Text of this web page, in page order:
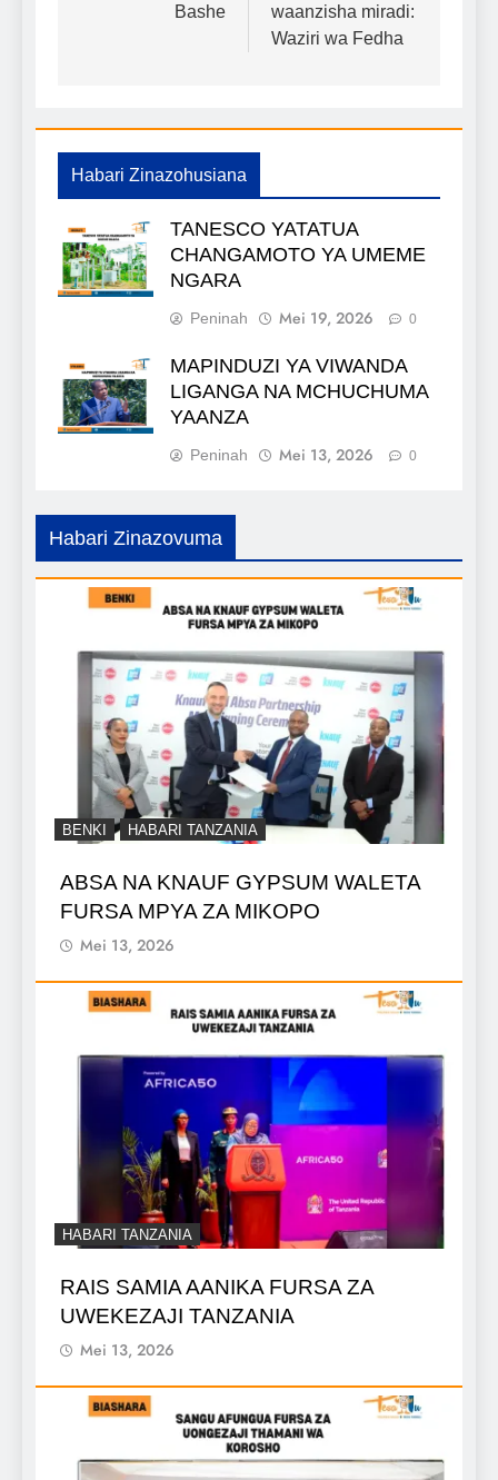
Bashe
waanzisha miradi:
Waziri wa Fedha
Habari Zinazohusiana
TANESCO YATATUA
CHANGAMOTO YA UMEME
NGARA
Peninah Mei 19, 2026 0
MAPINDUZI YA VIWANDA
LIGANGA NA MCHUCHUMA
YAANZA
Peninah Mei 13, 2026 0
Habari Zinazovuma
BENKI HABARI TANZANIA
ABSA NA KNAUF GYPSUM WALETA
FURSA MPYA ZA MIKOPO
Mei 13, 2026
HABARI TANZANIA
RAIS SAMIA AANIKA FURSA ZA
UWEKEZAJI TANZANIA
Mei 13, 2026